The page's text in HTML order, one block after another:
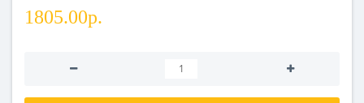
1805.00р.